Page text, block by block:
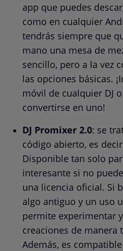
app que puedes
como en cualquier
tendrás siempre que
mano una mesa de
sencillo, pero a la vez
las opciones básicas.
móvil de cualquier DJ
convertirse en uno!
DJ Promixer 2.0: se
código abierto, es
Disponible tan solo
interesante si no
una licencia oficial. Si
algo antiguo y un uso
permite experimentar
creaciones de manera
Además, es